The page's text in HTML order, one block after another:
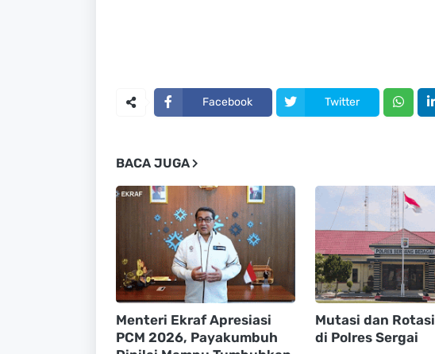
Facebook Twitter
BACA JUGA
Menteri Ekraf Apresiasi
PCM 2026, Payakumbuh
Mutasi dan
di Polres Sergai